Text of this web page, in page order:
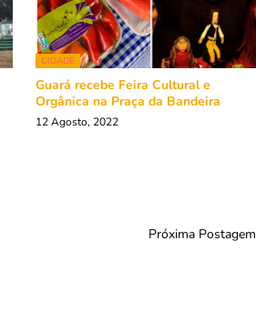
CIDADE
Guará recebe Feira Cultural e
Orgânica na Praça da Bandeira
12 Agosto, 2022
Próxima Postagem